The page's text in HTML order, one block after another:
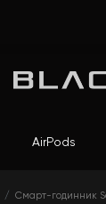
AirPods
Смарт-годинник